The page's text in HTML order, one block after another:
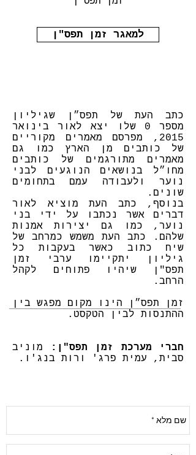
למאגר זמן תפס"ן
כתב העת של תפס״ן שגיליון
מספר 0 שלו יצא לאור בינואר
2015, מפרסם מאמרים מקוריים
של כותבים מן הארץ כמו גם
מאמרים מתורגמים של כותבים
מחו״ל בנושאים הנוגעים לבני
נוער ולעבודה עמם בתחומים
שונים.
בנוסף, כתב העת מוציא לאור
דברים אשר נכתבו על ידי בני
נוער, כמו גם יצירות אמנות
שלהם. כתב העת משמש כמרחב של
שיח כתוב כאשר בעקבות כל
גיליון יתקיימו ערבי זמן
תפס"ן שיהיו פתוחים לקהל
הרחב.
זמן תפס״ן הינו מקום מפגש בין
ההתנסות לבין הטקסט.
חברי מערכת זמן תפס"ן: מוניב
סבית, עמית פרג' ורות בנג'ו.